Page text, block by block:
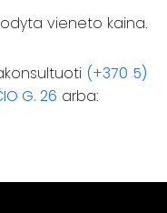
vieneto kaina.
(+370 5)
G. 26 arba: